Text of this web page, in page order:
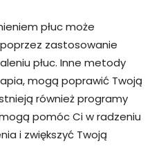
płuc może
zastosowanie
płuc. Inne metody
mogą poprawić Twoją
również programy
pomóc Ci w radzeniu
i zwiększyć Twoją